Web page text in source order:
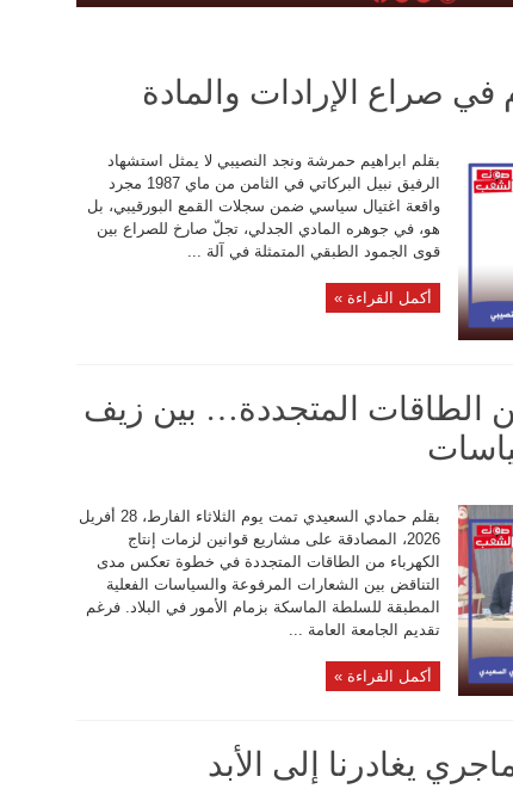
في صراع الإرادات والمادة
بقلم ابراهيم حمرشة ونجد النصيبي لا يمثل استشهاد
الرفيق نبيل البركاتي في الثامن من ماي 1987 مجرد
واقعة اغتيال سياسي ضمن سجلات القمع البورقيبي، بل
هو، في جوهره المادي الجدلي، تجلّ صارخ للصراع بين
قوى الجمود الطبقي المتمثلة في آلة ...
أكمل القراءة »
الطاقات المتجددة… بين زيف
بقلم حمادي السعيدي تمت يوم الثلاثاء الفارط، 28 أفريل
2026، المصادقة على مشاريع قوانين لزمات إنتاج
الكهرباء من الطاقات المتجددة في خطوة تعكس مدى
التناقض بين الشعارات المرفوعة والسياسات الفعلية
المطبقة للسلطة الماسكة بزمام الأمور في البلاد. فرغم
تقديم الجامعة العامة ...
أكمل القراءة »
يغادرنا إلى الأبد